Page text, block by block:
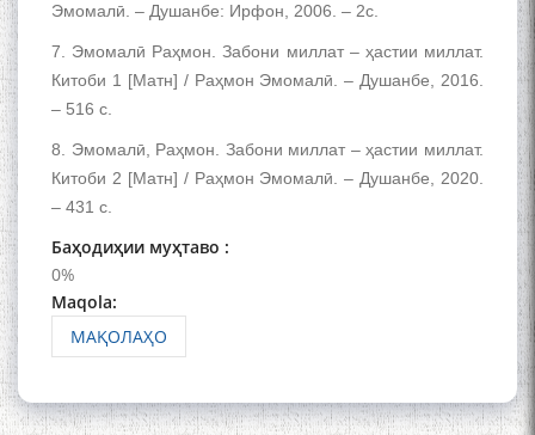
Эмомалӣ. – Душанбе: Ирфон, 2006. – 2с.
7. Эмомалӣ Раҳмон. Забони миллат – ҳастии миллат.
Китоби 1 [Матн] / Раҳмон Эмомалӣ. – Душанбе, 2016.
– 516 с.
8. Эмомалӣ, Раҳмон. Забони миллат – ҳастии миллат.
Китоби 2 [Матн] / Раҳмон Эмомалӣ. – Душанбе, 2020.
– 431 с.
Баҳодиҳии муҳтаво :
0%
Maqola:
МАҚОЛАҲО
Кадамчо Худои Шарифзода
Сайре дар Осорхона